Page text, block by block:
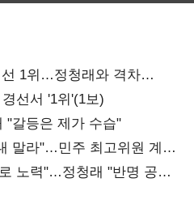
선 1위…정청래와 격차
선서 '1위'(1보)
갈등은 제가 수습"
말라"…민주 최고위원 계파
노력"…정청래 "반명 공세